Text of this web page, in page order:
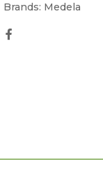
Brands: Medela